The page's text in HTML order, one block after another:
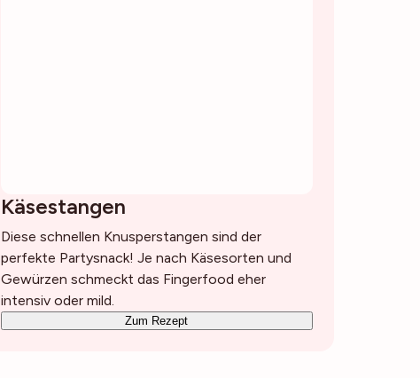
Käsestangen
Diese schnellen Knusperstangen sind der
perfekte Partysnack! Je nach Käsesorten und
Gewürzen schmeckt das Fingerfood eher
intensiv oder mild.
Zum Rezept